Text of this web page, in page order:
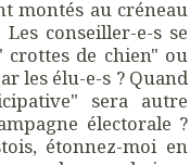
montés au créneau
conseiller-e-s se
crottes de chien" ou
les élu-e-s ? Quand
sera autre
électorale ?
étonnez-moi en